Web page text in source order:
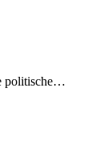
politische…